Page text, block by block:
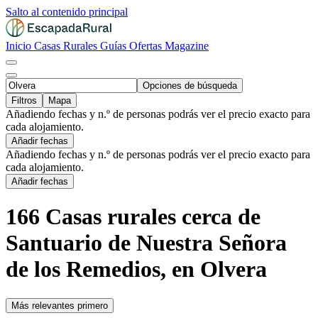
Salto al contenido principal
Inicio Casas Rurales Guías Ofertas Magazine
Opciones de búsqueda
Filtros
Mapa
Añadiendo fechas y n.º de personas podrás ver el precio exacto para
cada alojamiento.
Añadir fechas
Añadiendo fechas y n.º de personas podrás ver el precio exacto para
cada alojamiento.
Añadir fechas
166 Casas rurales cerca de
Santuario de Nuestra Señora
de los Remedios, en Olvera
Más relevantes primero